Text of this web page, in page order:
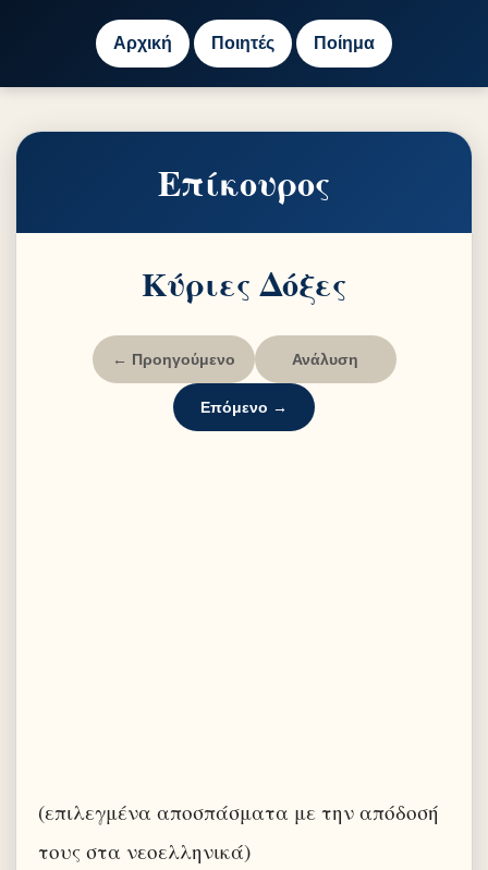
Αρχική Ποιητές Ποίημα
Επίκουρος
Κύριες Δόξες
← Προηγούμενο Ανάλυση
Επόμενο →
(επιλεγμένα αποσπάσματα με την απόδοσή
τους στα νεοελληνικά)